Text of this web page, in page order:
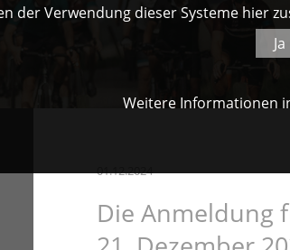
01.12.2024
Die Anmeldung
der Verwendung dieser Systeme hier
Ja
Weitere Informationen